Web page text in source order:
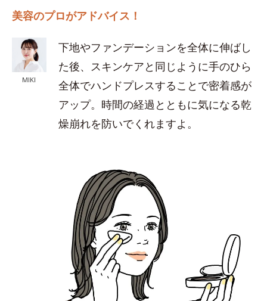
美容のプロがアドバイス！
MIKI
下地やファンデーションを全体に伸ばし
た後、スキンケアと同じように手のひら
全体でハンドプレスすることで密着感が
アップ。時間の経過とともに気になる乾
燥崩れを防いでくれますよ。